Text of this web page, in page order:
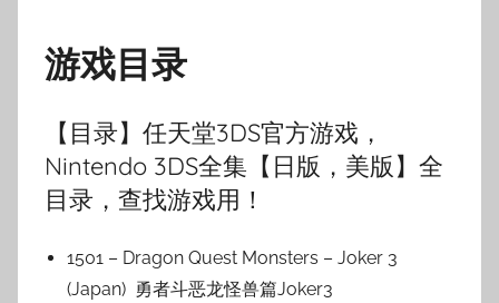
游戏目录
【目录】任天堂3DS官方游戏，
Nintendo 3DS全集【日版，美版】全
目录，查找游戏用！
1501 – Dragon Quest Monsters – Joker 3
(Japan) 勇者斗恶龙怪兽篇Joker3